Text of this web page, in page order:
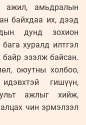
ажил, амьдралын
байхдаа их, дээд
дунд зохион
хуралд илтгэл
эзэлж байсан.
оюутны холбоо,
гишүүн,
ажлыг хийж,
чин эрмэлзэл